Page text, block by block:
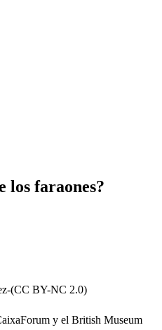
los faraones?
(CC BY-NC 2.0)
y el British Museum